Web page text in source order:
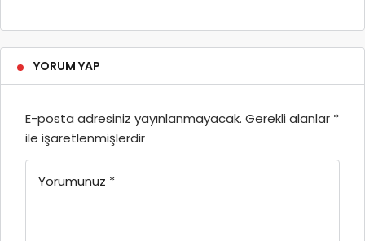
YORUM YAP
E-posta adresiniz yayınlanmayacak. Gerekli alanlar *
ile işaretlenmişlerdir
Yorumunuz *